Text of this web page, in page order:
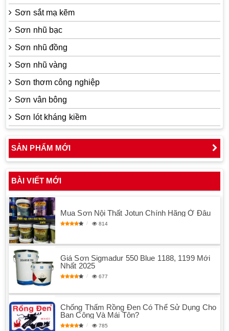
Sơn sắt mạ kẽm
Sơn nhũ bạc
Sơn nhũ đồng
Sơn nhũ vàng
Sơn thơm công nghiệp
Sơn vân bông
Sơn lót kháng kiềm
SẢN PHẨM MỚI
BÀI VIẾT MỚI
Mua Sơn Nội Thất Jotun Chính Hãng Ở Đâu
814
Giá Sơn Sigmadur 550 Blue 1188, 1199 Mới
Nhất 2025
677
Chống Thấm Rồng Đen Có Thể Sử Dụng Cho
Ban Công Và Mái Tôn?
785